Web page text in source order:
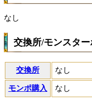
なし
交換所/モンスタ
交換所 なし
モンポ購入 なし